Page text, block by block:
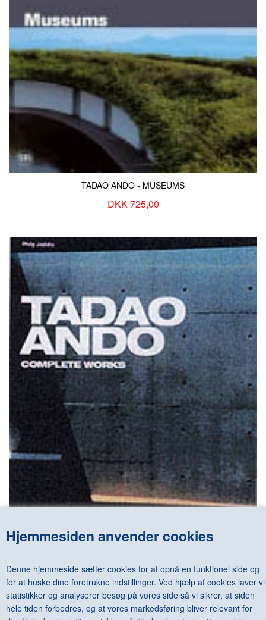
Hjemmesiden anvender cookies
Denne hjemmeside sætter cookies for at opnå en funktionel side og
for at huske dine foretrukne indstillinger. Ved hjælp af cookies laver vi
statistikker og analyserer besøg på vores side så vi sikrer, at siden
hele tiden forbedres, og at vores markedsføring bliver relevant for
TADAO ANDO - MUSEUMS
DKK 725,00
DKK 1.500,00